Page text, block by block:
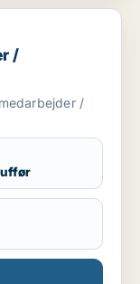
/ chauffør
/
/